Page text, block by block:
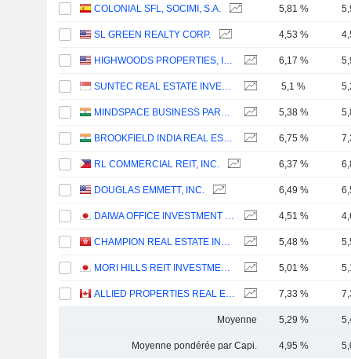
COLONIAL SFL, SOCIMI, S.A. 5,81 %
SL GREEN REALTY CORP. 4,53 %
HIGHWOODS PROPERTIES, INC. 6,17 %
SUNTEC REAL ESTATE INVESTMENT TRUST 5,1 %
MINDSPACE BUSINESS PARKS REIT 5,38 %
BROOKFIELD INDIA REAL ESTATE TRUST 6,75 %
RL COMMERCIAL REIT, INC. 6,37 %
DOUGLAS EMMETT, INC. 6,49 %
DAIWA OFFICE INVESTMENT CORPORATION 4,51 %
CHAMPION REAL ESTATE INVESTMENT TRUST 5,48 %
MORI HILLS REIT INVESTMENT CORPORATION 5,01 %
ALLIED PROPERTIES REAL ESTATE INVESTMENT TRUST 7,33 %
Moyenne 5,29 %
Moyenne pondérée par Capi. 4,95 %